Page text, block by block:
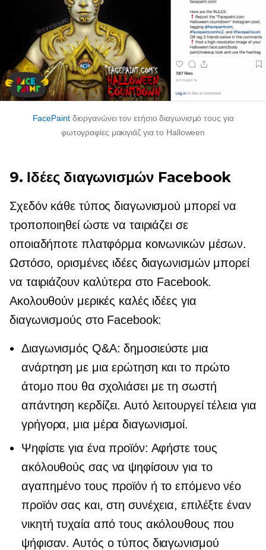
FacePaintδιοργανώνει τον ετήσιο διαγωνισμό τους για
φωτογραφίες μακιγιάζ για το Halloween
9. Ιδέες διαγωνισμών Facebook
Σχεδόν κάθε τύπος διαγωνισμού μπορεί να
τροποποιηθεί ώστε να ταιριάζει σε
οποιαδήποτε πλατφόρμα κοινωνικών μέσων.
Ωστόσο, ορισμένες ιδέες διαγωνισμών μπορεί
να ταιριάζουν καλύτερα στο Facebook.
Ακολουθούν μερικές καλές ιδέες για
διαγωνισμούς στο Facebook:
Διαγωνισμός Q&A: δημοσιεύστε μια
ανάρτηση με μια ερώτηση και το πρώτο
άτομο που θα σχολιάσει με τη σωστή
απάντηση κερδίζει. Αυτό λειτουργεί τέλεια για
γρήγορα, μια μέρα διαγωνισμοί.
Ψηφίστε για ένα προϊόν: Αφήστε τους
ακόλουθούς σας να ψηφίσουν για το
αγαπημένο τους προϊόν ή το επόμενο νέο
προϊόν σας και, στη συνέχεια, επιλέξτε έναν
νικητή τυχαία από τους ακόλουθους που
ψήφισαν. Αυτός ο τύπος διαγωνισμού